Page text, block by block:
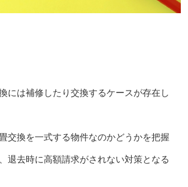
には補修したり交換するケースが存在し
交換を一式する物件なのかどうかを把握
退去時に高額請求がされない対策となる